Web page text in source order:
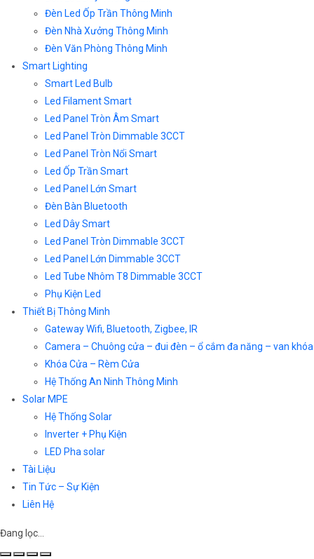
Đèn Led Ốp Trần Thông Minh
Đèn Nhà Xưởng Thông Minh
Đèn Văn Phòng Thông Minh
Smart Lighting
Smart Led Bulb
Led Filament Smart
Led Panel Tròn Âm Smart
Led Panel Tròn Dimmable 3CCT
Led Panel Tròn Nổi Smart
Led Ốp Trần Smart
Led Panel Lớn Smart
Đèn Bàn Bluetooth
Led Dây Smart
Led Panel Tròn Dimmable 3CCT
Led Panel Lớn Dimmable 3CCT
Led Tube Nhôm T8 Dimmable 3CCT
Phụ Kiện Led
Thiết Bị Thông Minh
Gateway Wifi, Bluetooth, Zigbee, IR
Camera – Chuông cửa – đui đèn – ổ cắm đa năng – van khóa
Khóa Cửa – Rèm Cửa
Hệ Thống An Ninh Thông Minh
Solar MPE
Hệ Thống Solar
Inverter + Phụ Kiện
LED Pha solar
Tài Liệu
Tin Tức – Sự Kiện
Liên Hệ
Đang lọc…